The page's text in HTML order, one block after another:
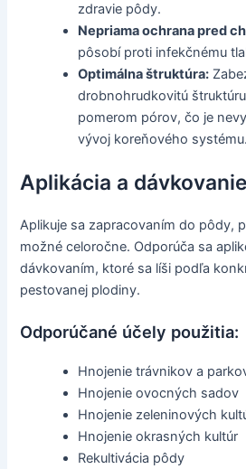
zdravie pôdy.
Nepriama ochrana pred
pôsobí proti infekčnému
Optimálna štruktúra:
drobnohrudkovitú
pomerom pórov, čo je
vývoj koreňového systému.
Aplikácia a
Aplikuje sa zapracovaním do pôdy,
možné celoročne. Odporúča sa
dávkovaním, ktoré sa líši podľa
pestovanej plodiny.
Odporúčané účely použitia:
Hnojenie trávnikov a
Hnojenie ovocných sadov
Hnojenie zeleninových
Hnojenie okrasných kultúr
Rekultivácia pôdy